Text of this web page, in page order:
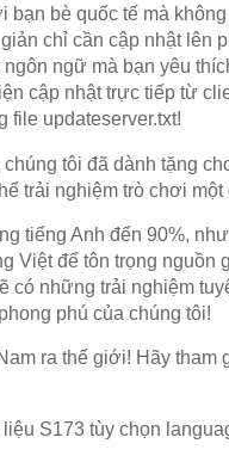
bạn bè quốc tế mà
chỉ cần cập nhật lên
ngữ mà bạn yêu
cập nhật trực tiếp từ
file updateserver.txt!
tôi đã dành tặng
trải nghiệm trò chơi
tiếng Anh đến 90%,
Việt để tôn trọng nguồn
có những trải nghiệm
phú của chúng tôi!
ra thế giới! Hãy tham
S173 tùy chọn